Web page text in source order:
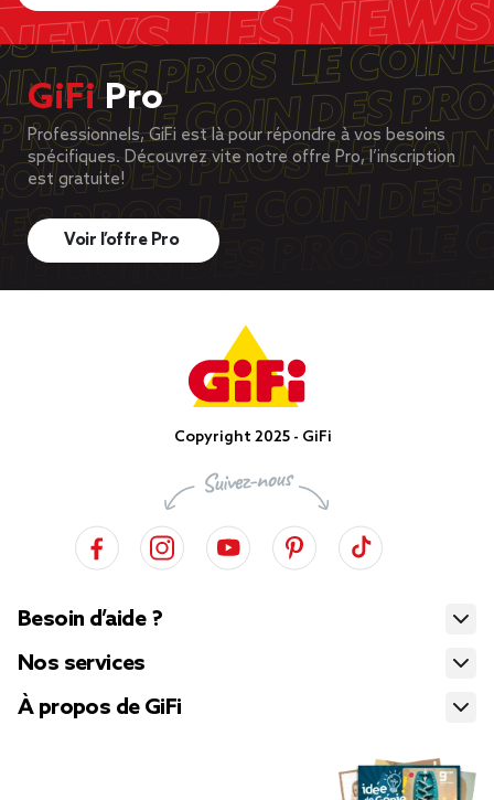
GiFiPro
Professionnels, GiFi est là pour répondre à vos besoins
spécifiques. Découvrez vite notre offre Pro, l’inscription
est gratuite!
Voir l’offre Pro
Copyright 2025 - GiFi
Besoin d’aide ?
Nos services
À propos de GiFi